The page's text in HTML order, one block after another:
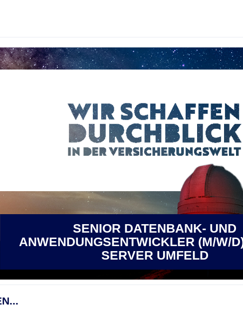
SENIOR DATENBANK- UND
ANWENDUNGSENTWICKLER (M/W/
SERVER UMFELD